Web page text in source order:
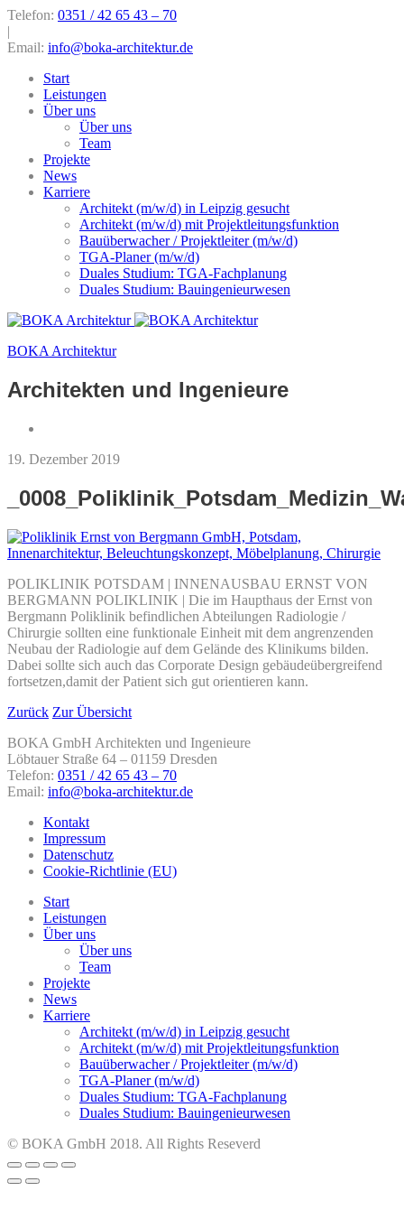
Telefon: 0351 / 42 65 43 – 70
|
Email: info@boka-architektur.de
Start
Leistungen
Über uns
Über uns
Team
Projekte
News
Karriere
Architekt (m/w/d) in Leipzig gesucht
Architekt (m/w/d) mit Projektleitungsfunktion
Bauüberwacher / Projektleiter (m/w/d)
TGA-Planer (m/w/d)
Duales Studium: TGA-Fachplanung
Duales Studium: Bauingenieurwesen
BOKA Architektur
Architekten und Ingenieure
19. Dezember 2019
POLIKLINIK POTSDAM | INNENAUSBAU ERNST VON
BERGMANN POLIKLINIK | Die im Haupthaus der Ernst von
Bergmann Poliklinik befindlichen Abteilungen Radiologie /
Chirurgie sollten eine funktionale Einheit mit dem angrenzenden
Neubau der Radiologie auf dem Gelände des Klinikums bilden.
Dabei sollte sich auch das Corporate Design gebäudeübergreifend
fortsetzen,damit der Patient sich gut orientieren kann.
Zurück Zur Übersicht
BOKA GmbH Architekten und Ingenieure
Löbtauer Straße 64 – 01159 Dresden
Telefon: 0351 / 42 65 43 – 70
Email: info@boka-architektur.de
Kontakt
Impressum
Datenschutz
Cookie-Richtlinie (EU)
Start
Leistungen
Über uns
Über uns
Team
Projekte
News
Karriere
Architekt (m/w/d) in Leipzig gesucht
Architekt (m/w/d) mit Projektleitungsfunktion
Bauüberwacher / Projektleiter (m/w/d)
TGA-Planer (m/w/d)
Duales Studium: TGA-Fachplanung
Duales Studium: Bauingenieurwesen
© BOKA GmbH 2018. All Rights Reseverd